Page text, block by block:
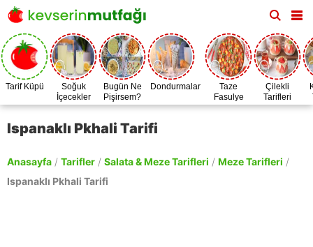
Tarif Küpü
Soğuk
İçecekler
Bugün Ne
Pişirsem?
Dondurmalar
Taze
Fasulye
Zamanı
Çilekli
Tarifleri
Ispanaklı Pkhali Tarifi
Anasayfa / Tarifler / Salata & Meze Tarifleri / Meze Tarifleri /
Ispanaklı Pkhali Tarifi